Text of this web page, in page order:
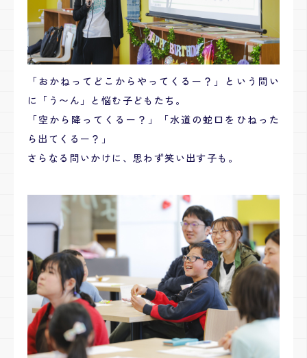
「おかねってどこからやってくるー？」という問い
に「う〜ん」と悩む子どもたち。
「空から降ってくるー？」「水道の蛇口をひねった
ら出てくるー？」
さらなる問いかけに、思わず笑い出す子も。